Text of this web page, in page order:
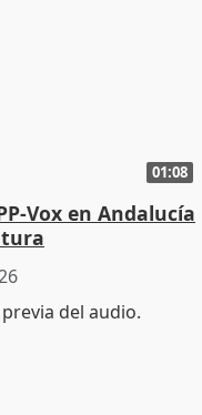
01:08
Vox en Andalucía